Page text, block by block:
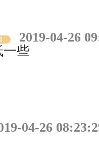
2019-04-26
一些
04-26